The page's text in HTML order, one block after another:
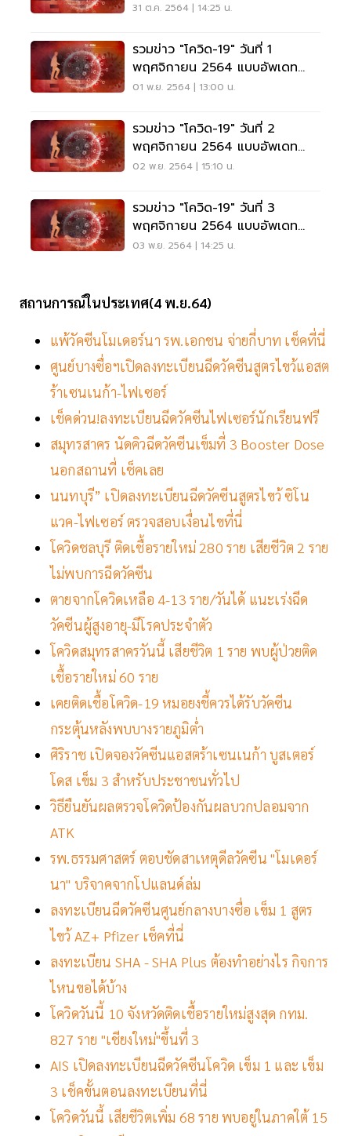
31 ต.ค. 2564 | 14:25 น.
รวมข่าว "โควิด-19" วันที่ 1
พฤศจิกายน 2564 แบบอัพเดท
ล่าสุด
01 พ.ย. 2564 | 13:00 น.
รวมข่าว "โควิด-19" วันที่ 2
พฤศจิกายน 2564 แบบอัพเดท
ล่าสุด
02 พ.ย. 2564 | 15:10 น.
รวมข่าว "โควิด-19" วันที่ 3
พฤศจิกายน 2564 แบบอัพเดท
ล่าสุด
03 พ.ย. 2564 | 14:25 น.
สถานการณ์ในประเทศ(4 พ.ย.64)
แพ้วัคซีนโมเดอร์นา รพ.เอกชน จ่ายกี่บาท เช็คที่นี่
ศูนย์บางซื่อฯเปิดลงทะเบียนฉีดวัคซีนสูตรไขว้แอสต
ร้าเซนเนก้า-ไฟเซอร์
เช็คด่วน!ลงทะเบียนฉีดวัคซีนไฟเซอร์นักเรียนฟรี
สมุทรสาคร นัดคิวฉีดวัคซีนเข็มที่ 3 Booster Dose
นอกสถานที่ เช็คเลย
นนทบุรี” เปิดลงทะเบียนฉีดวัคซีนสูตรไขว้ ซิโน
แวค-ไฟเซอร์ ตรวจสอบเงื่อนไขที่นี่
โควิดชลบุรี ติดเชื้อรายใหม่ 280 ราย เสียชีวิต 2 ราย
ไม่พบการฉีดวัคซีน
ตายจากโควิดเหลือ 4-13 ราย/วันได้ แนะเร่งฉีด
วัคซีนผู้สูงอายุ-มีโรคประจำตัว
โควิดสมุทรสาครวันนี้ เสียชีวิต 1 ราย พบผู้ป่วยติด
เชื้อรายใหม่ 60 ราย
เคยติดเชื้อโควิด-19 หมอยงชี้ควรได้รับวัคซีน
กระตุ้นหลังพบบางรายภูมิต่ำ
ศิริราช เปิดจองวัคซีนแอสตร้าเซนเนก้า บูสเตอร์
โดส เข็ม 3 สำหรับประชาชนทั่วไป
วิธียืนยันผลตรวจโควิดป้องกันผลบวกปลอมจาก
ATK
รพ.ธรรมศาสตร์ ตอบชัดสาเหตุดีลวัคซีน "โมเดอร์
นา" บริจาคจากโปแลนด์ล่ม
ลงทะเบียนฉีดวัคซีนศูนย์กลางบางซื่อ เข็ม 1 สูตร
ไขว้ AZ+ Pfizer เช็คที่นี่
ลงทะเบียน SHA - SHA Plus ต้องทำอย่างไร กิจการ
ไหนขอได้บ้าง
โควิดวันนี้ 10 จังหวัดติดเชื้อรายใหม่สูงสุด กทม.
827 ราย "เชียงใหม่"ขึ้นที่ 3
AIS เปิดลงทะเบียนฉีดวัคซีนโควิด เข็ม 1 และ เข็ม
3 เช็คขั้นตอนลงทะเบียนที่นี่
โควิดวันนี้ เสียชีวิตเพิ่ม 68 ราย พบอยู่ในภาคใต้ 15